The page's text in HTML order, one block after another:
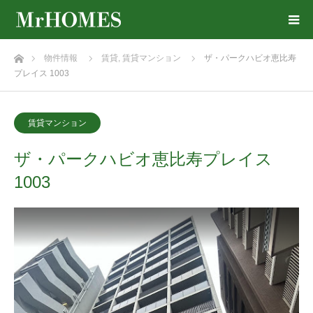
ホーム物件情報 賃貸, 賃貸マンション
ザ・パークハビオ恵比寿
プレイス 1003
賃貸マンション
ザ・パークハビオ恵比寿プレイス
1003